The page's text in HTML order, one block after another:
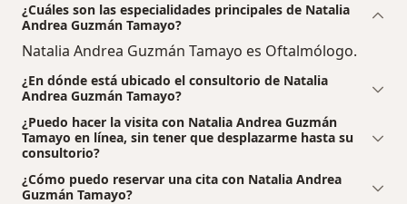
¿Cuáles son las especialidades principales de Natalia
Andrea Guzmán Tamayo?
Natalia Andrea Guzmán Tamayo es Oftalmólogo.
¿En dónde está ubicado el consultorio de Natalia
Andrea Guzmán Tamayo?
¿Puedo hacer la visita con Natalia Andrea Guzmán
Tamayo en línea, sin tener que desplazarme hasta su
consultorio?
¿Cómo puedo reservar una cita con Natalia Andrea
Guzmán Tamayo?